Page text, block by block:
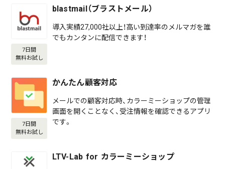
7日間
無料お試し
blastmail（ブラストメール）
導入実績27,000社以上！高い到達率のメルマガを誰
でもカンタンに配信できます！
7日間
無料お試し
かんたん顧客対応
メールでの顧客対応時、カラーミーショップの管理
画面を開くことなく、受注情報を確認できるアプリ
です。
LTV-Lab for カラーミーショップ